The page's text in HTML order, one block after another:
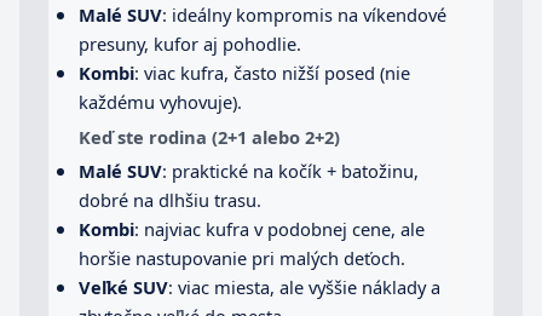
Malé SUV: ideálny kompromis na víkendové
presuny, kufor aj pohodlie.
Kombi: viac kufra, často nižší posed (nie
každému vyhovuje).
Keď ste rodina (2+1 alebo 2+2)
Malé SUV: praktické na kočík + batožinu,
dobré na dlhšiu trasu.
Kombi: najviac kufra v podobnej cene, ale
horšie nastupovanie pri malých deťoch.
Veľké SUV: viac miesta, ale vyššie náklady a